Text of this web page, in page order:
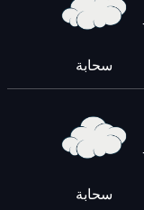
سحابة
سحابة